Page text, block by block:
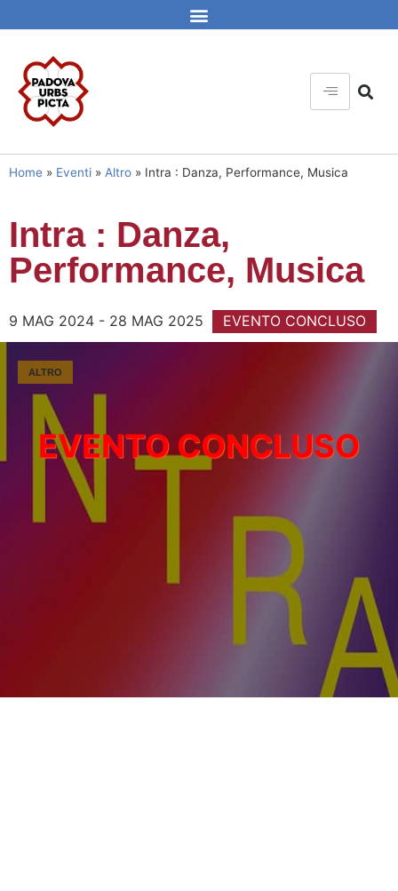
Home » Eventi » Altro » Intra : Danza, Performance, Musica
Intra : Danza,
Performance, Musica
9 MAG 2024 - 28 MAG 2025 EVENTO CONCLUSO
ALTRO